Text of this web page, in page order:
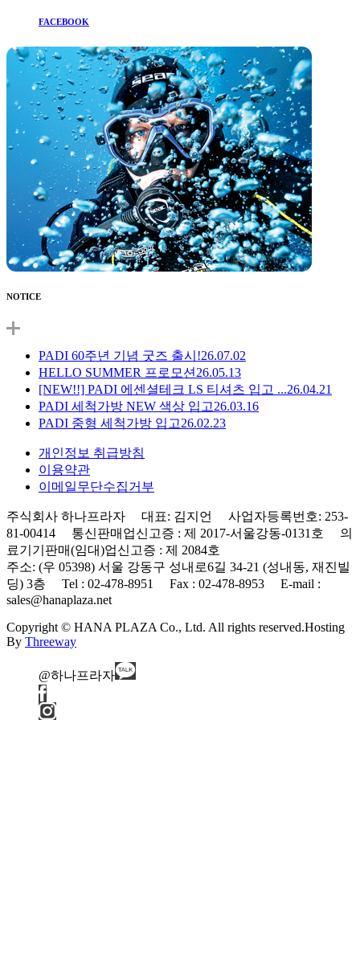
FACEBOOK
NOTICE
PADI 60주년 기념 굿즈 출시!26.07.02
HELLO SUMMER 프로모션 26.05.13
[NEW!!] PADI 에센셜테크 LS 티셔츠 입고 ...26.04.21
PADI 세척가방 NEW 색상 입고26.03.16
PADI 중형 세척가방 입고26.02.23
개인정보 취급방침
이용약관
이메일무단수집거부
주식회사 하나프라자 대표: 김지언 사업자등록번호: 253-
81-00414 통신판매업신고증 : 제 2017-서울강동-0131호 의
료기기판매(임대)업신고증 : 제 2084호
주소: (우 05398) 서울 강동구 성내로6길 34-21 (성내동, 재진빌
딩) 3층 Tel : 02-478-8951 Fax : 02-478-8953 E-mail :
sales@hanaplaza.net
Copyright © HANA PLAZA Co., Ltd. All rights reserved.Hosting
By Threeway
@하나프라자